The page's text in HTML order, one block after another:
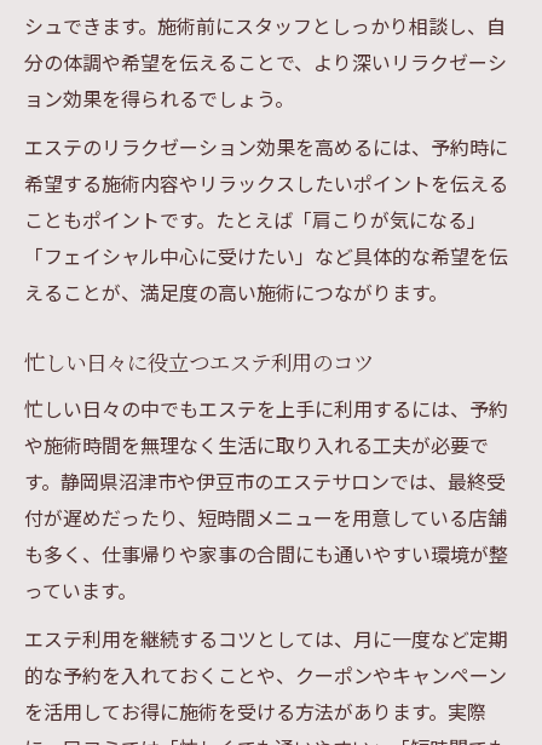
シュできます。施術前にスタッフとしっかり相談し、自
分の体調や希望を伝えることで、より深いリラクゼーシ
ョン効果を得られるでしょう。
エステのリラクゼーション効果を高めるには、予約時に
希望する施術内容やリラックスしたいポイントを伝える
こともポイントです。たとえば「肩こりが気になる」
「フェイシャル中心に受けたい」など具体的な希望を伝
えることが、満足度の高い施術につながります。
忙しい日々に役立つエステ利用のコツ
忙しい日々の中でもエステを上手に利用するには、予約
や施術時間を無理なく生活に取り入れる工夫が必要で
す。静岡県沼津市や伊豆市のエステサロンでは、最終受
付が遅めだったり、短時間メニューを用意している店舗
も多く、仕事帰りや家事の合間にも通いやすい環境が整
っています。
エステ利用を継続するコツとしては、月に一度など定期
的な予約を入れておくことや、クーポンやキャンペーン
を活用してお得に施術を受ける方法があります。実際